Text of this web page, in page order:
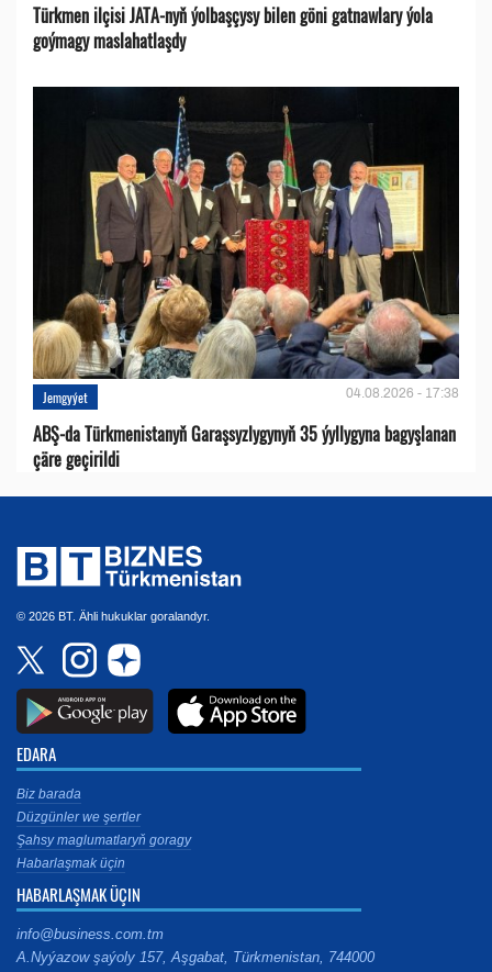
Türkmen ilçisi JATA-nyň ýolbaşçysy bilen göni gatnawlary ýola
goýmagy maslahatlaşdy
Jemgyýet 04.08.2026 - 17:38
ABŞ-da Türkmenistanyň Garaşsyzlygynyň 35 ýyllygyna bagyşlanan
çäre geçirildi
© 2026 BT. Ähli hukuklar goralandyr.
EDARA
Biz barada
Düzgünler we şertler
Şahsy maglumatlaryň goragy
Habarlaşmak üçin
HABARLAŞMAK ÜÇIN
info@business.com.tm
A.Nyýazow şaýoly 157, Aşgabat, Türkmenistan, 744000